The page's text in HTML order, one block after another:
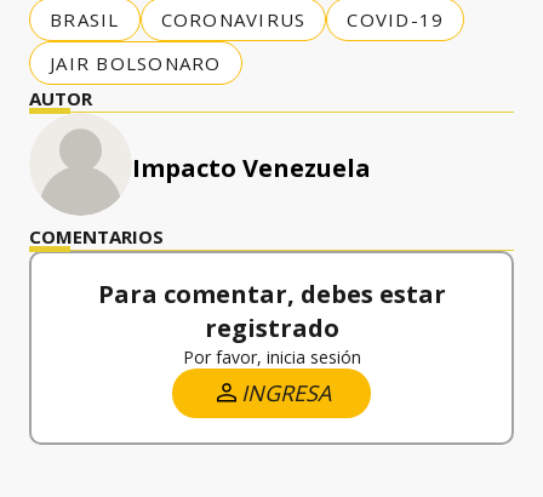
BRASIL
CORONAVIRUS
COVID-19
JAIR BOLSONARO
AUTOR
Impacto Venezuela
COMENTARIOS
Para comentar, debes estar
registrado
Por favor, inicia sesión
INGRESA